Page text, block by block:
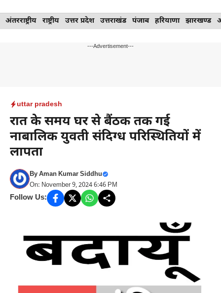
Skip
to
अंतरराष्ट्रीय राष्ट्रीय उत्तर प्रदेश उत्तराखंड पंजाब हरियाणा झारखण्ड
---Advertisement---
uttar pradesh
रात के समय घर से बैंठक तक गई
नाबालिक युवती संदिग्ध परिस्थितियों में
लापता
ByAman Kumar Siddhu
On: November 9, 2024 6:46 PM
Follow Us: